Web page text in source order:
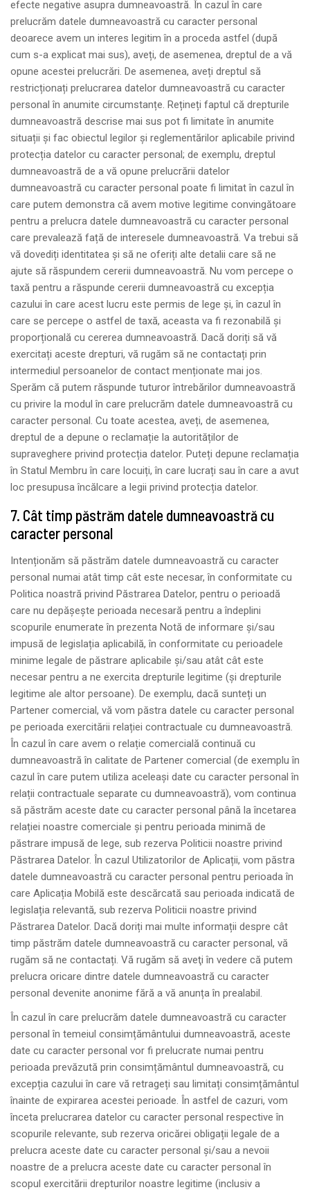
efecte negative asupra dumneavoastră. În cazul în care
prelucrăm datele dumneavoastră cu caracter personal
deoarece avem un interes legitim în a proceda astfel (după
cum s-a explicat mai sus), aveți, de asemenea, dreptul de a vă
opune acestei prelucrări. De asemenea, aveți dreptul să
restricționați prelucrarea datelor dumneavoastră cu caracter
personal în anumite circumstanțe. Rețineți faptul că drepturile
dumneavoastră descrise mai sus pot fi limitate în anumite
situații și fac obiectul legilor și reglementărilor aplicabile privind
protecția datelor cu caracter personal; de exemplu, dreptul
dumneavoastră de a vă opune prelucrării datelor
dumneavoastră cu caracter personal poate fi limitat în cazul în
care putem demonstra că avem motive legitime convingătoare
pentru a prelucra datele dumneavoastră cu caracter personal
care prevalează față de interesele dumneavoastră. Va trebui să
vă dovediți identitatea și să ne oferiți alte detalii care să ne
ajute să răspundem cererii dumneavoastră. Nu vom percepe o
taxă pentru a răspunde cererii dumneavoastră cu excepția
cazului în care acest lucru este permis de lege și, în cazul în
care se percepe o astfel de taxă, aceasta va fi rezonabilă și
proporțională cu cererea dumneavoastră. Dacă doriți să vă
exercitați aceste drepturi, vă rugăm să ne contactați prin
intermediul persoanelor de contact menționate mai jos.
Sperăm că putem răspunde tuturor întrebărilor dumneavoastră
cu privire la modul în care prelucrăm datele dumneavoastră cu
caracter personal. Cu toate acestea, aveți, de asemenea,
dreptul de a depune o reclamație la autorităților de
supraveghere privind protecția datelor. Puteți depune reclamația
în Statul Membru în care locuiți, în care lucrați sau în care a avut
loc presupusa încălcare a legii privind protecția datelor.
7. Cât timp păstrăm datele dumneavoastră cu
caracter personal
Intenționăm să păstrăm datele dumneavoastră cu caracter
personal numai atât timp cât este necesar, în conformitate cu
Politica noastră privind Păstrarea Datelor, pentru o perioadă
care nu depășește perioada necesară pentru a îndeplini
scopurile enumerate în prezenta Notă de informare și/sau
impusă de legislația aplicabilă, în conformitate cu perioadele
minime legale de păstrare aplicabile și/sau atât cât este
necesar pentru a ne exercita drepturile legitime (și drepturile
legitime ale altor persoane). De exemplu, dacă sunteți un
Partener comercial, vă vom păstra datele cu caracter personal
pe perioada exercitării relației contractuale cu dumneavoastră.
În cazul în care avem o relație comercială continuă cu
dumneavoastră în calitate de Partener comercial (de exemplu în
cazul în care putem utiliza aceleași date cu caracter personal în
relații contractuale separate cu dumneavoastră), vom continua
să păstrăm aceste date cu caracter personal până la încetarea
relației noastre comerciale și pentru perioada minimă de
păstrare impusă de lege, sub rezerva Politicii noastre privind
Păstrarea Datelor. În cazul Utilizatorilor de Aplicații, vom păstra
datele dumneavoastră cu caracter personal pentru perioada în
care Aplicația Mobilă este descărcată sau perioada indicată de
legislația relevantă, sub rezerva Politicii noastre privind
Păstrarea Datelor. Dacă doriți mai multe informații despre cât
timp păstrăm datele dumneavoastră cu caracter personal, vă
rugăm să ne contactați. Vă rugăm să aveţi în vedere că putem
prelucra oricare dintre datele dumneavoastră cu caracter
personal devenite anonime fără a vă anunța în prealabil.
În cazul în care prelucrăm datele dumneavoastră cu caracter
personal în temeiul consimțământului dumneavoastră, aceste
date cu caracter personal vor fi prelucrate numai pentru
perioada prevăzută prin consimțământul dumneavoastră, cu
excepția cazului în care vă retrageți sau limitați consimțământul
înainte de expirarea acestei perioade. În astfel de cazuri, vom
înceta prelucrarea datelor cu caracter personal respective în
scopurile relevante, sub rezerva oricărei obligații legale de a
prelucra aceste date cu caracter personal și/sau a nevoii
noastre de a prelucra aceste date cu caracter personal în
scopul exercitării drepturilor noastre legitime (inclusiv a